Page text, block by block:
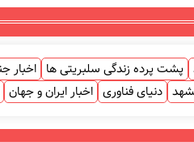
پشت پرده زندگی سلبریتی ها اخبار
دنیای فناوری اخبار ایران و جهان